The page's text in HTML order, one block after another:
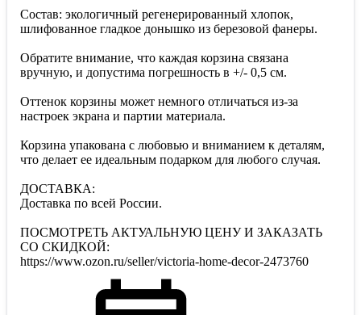
Состав: экологичный регенерированный хлопок,
шлифованное гладкое донышко из березовой фанеры.
Обратите внимание, что каждая корзина связана
вручную, и допустима погрешность в +/- 0,5 см.
Оттенок корзины может немного отличаться из-за
настроек экрана и партии материала.
Корзина упакована с любовью и вниманием к деталям,
что делает ее идеальным подарком для любого случая.
ДОСТАВКА:
Доставка по всей России.
ПОСМОТРЕТЬ АКТУАЛЬНУЮ ЦЕНУ И ЗАКАЗАТЬ
СО СКИДКОЙ:
https://www.ozon.ru/seller/victoria-home-decor-2473760